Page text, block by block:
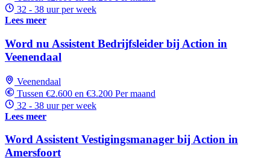
32 - 38 uur per week
Lees meer
Word nu Assistent Bedrijfsleider bij Action in
Veenendaal
Veenendaal
Tussen €2.600 en €3.200 Per maand
32 - 38 uur per week
Lees meer
Word Assistent Vestigingsmanager bij Action in
Amersfoort